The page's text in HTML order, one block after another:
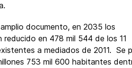
documento, en 2035 los
en 478 mil 544 de los 11
a mediados de 2011. Se
753 mil 600 habitantes